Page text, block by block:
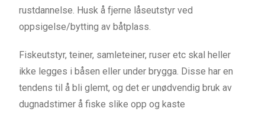
rustdannelse. Husk å fjerne låseutstyr ved
oppsigelse/bytting av båtplass.
Fiskeutstyr, teiner, samleteiner, ruser etc skal heller
ikke legges i båsen eller under brygga. Disse har en
tendens til å bli glemt, og det er unødvendig bruk av
dugnadstimer å fiske slike opp og kaste